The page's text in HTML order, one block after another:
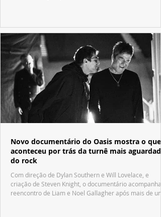
Novo documentário do Oasis mostra o que
aconteceu por trás da turnê mais aguardada
do rock
Com direção de Dylan Southern e Will Lovelace, e
criação de Steven Knight, o documentário acompanha
reencontro de Liam e Noel Gallagher após mais de